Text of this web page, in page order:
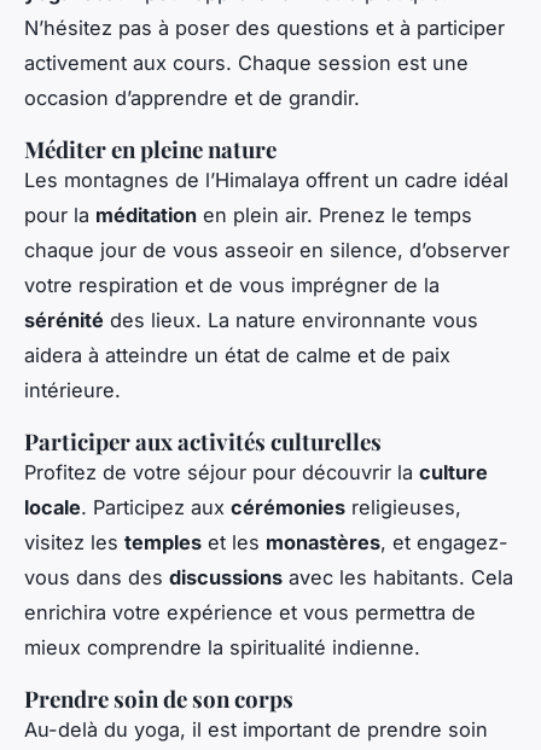
N’hésitez pas à poser des questions et à participer
activement aux cours. Chaque session est une
occasion d’apprendre et de grandir.
Méditer en pleine nature
Les montagnes de l’Himalaya offrent un cadre idéal
pour la méditation en plein air. Prenez le temps
chaque jour de vous asseoir en silence, d’observer
votre respiration et de vous imprégner de la
sérénité des lieux. La nature environnante vous
aidera à atteindre un état de calme et de paix
intérieure.
Participer aux activités culturelles
Profitez de votre séjour pour découvrir la culture
locale. Participez aux cérémonies religieuses,
visitez les temples et les monastères, et engagez-
vous dans des discussions avec les habitants. Cela
enrichira votre expérience et vous permettra de
mieux comprendre la spiritualité indienne.
Prendre soin de son corps
Au-delà du yoga, il est important de prendre soin